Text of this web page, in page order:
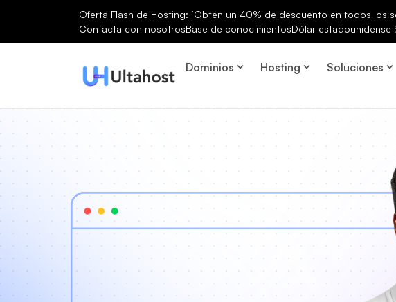
Oferta Flash de Hosting: ¡Obtén un 40% de descuento en todos los
Contacta con nosotrosBase de conocimientosDólar estadounidense
Dominios Hosting Soluciones